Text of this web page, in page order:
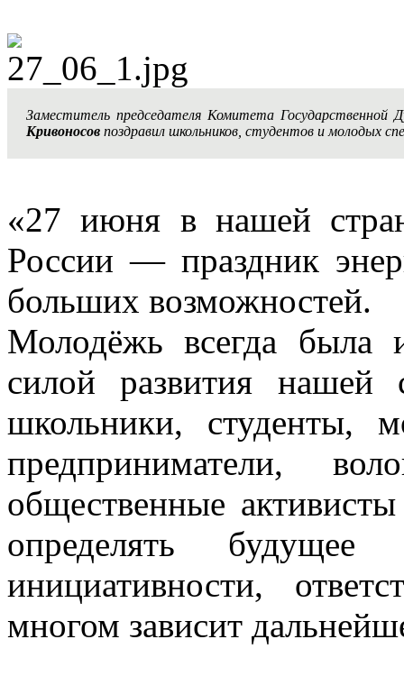
Заместитель председателя Комитета
Кривоносов поздравил школьников, студентов и молодых
«27 июня в нашей
России — праздник
больших возможностей.
Молодёжь всегда была
силой развития нашей
школьники, студенты,
предприниматели,
общественные
определять
инициативности,
многом зависит